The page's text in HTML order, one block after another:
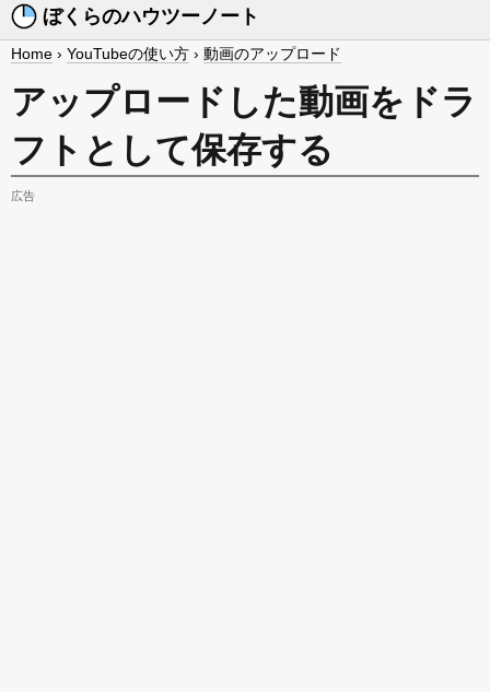
ぼくらのハウツーノート
Home › YouTubeの使い方 › 動画のアップロード
アップロードした動画をドラ
フトとして保存する
広告